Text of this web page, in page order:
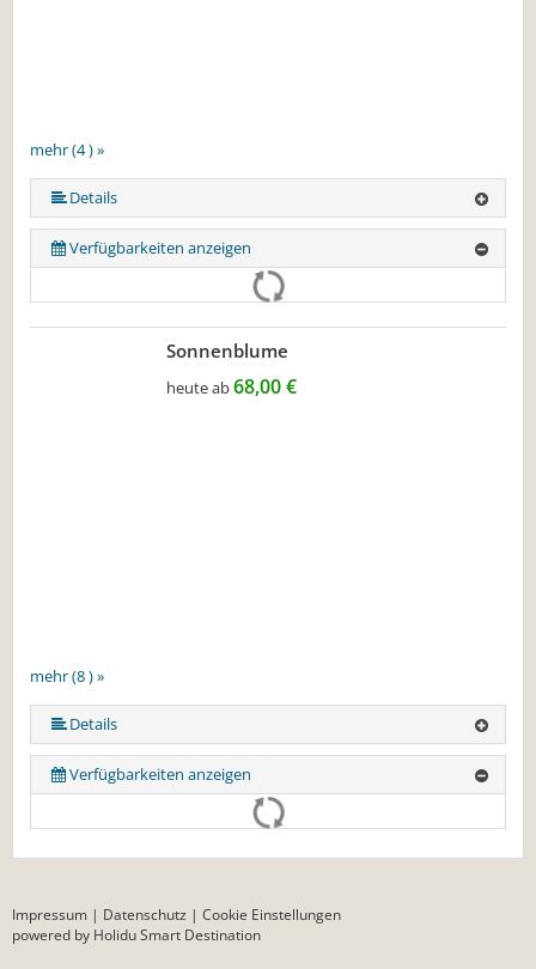
mehr (4 ) »
Details
Verfügbarkeiten anzeigen
mehr (8 ) »
mehr (8 ) »
mehr (8 ) »
mehr (8 ) »
mehr (8 ) »
Sonnenblume
heute ab68,00 €
Details
Verfügbarkeiten anzeigen
Impressum | Datenschutz | Cookie Einstellungen
powered by Holidu Smart Destination